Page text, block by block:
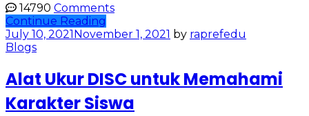
14790 Comments
Continue Reading
July 10, 2021November 1, 2021 by raprefedu
Blogs
Alat Ukur DISC untuk Memahami
Karakter Siswa